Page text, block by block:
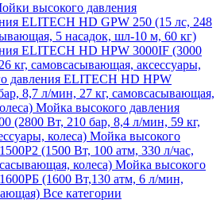
высокого давления
ELITECH HD GPW 250 (15 лс, 248
5 насадок, шл-10 м, 60 кг)
ELITECH HD HPW 3000IF (3000
кг, самовсасывающая, аксессуары,
давления ELITECH HD HPW
8,7 л/мин, 27 кг, самовсасывающая,
Мойка высокого давления
(2800 Вт, 210 бар, 8,4 л/мин, 59 кг,
колеса) Мойка высокого
(1500 Вт, 100 атм, 330 л/час,
колеса) Мойка высокого
(1600 Вт,130 атм, 6 л/мин,
Все категории